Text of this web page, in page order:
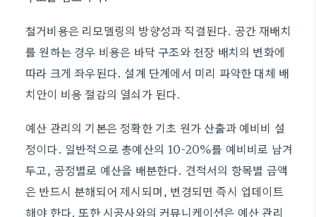
철거비용은 리모델링의 방향성과 직결된다. 공간 재배치
를 원하는 경우 비용은 바닥 구조와 천장 배치의 변화에
따라 크게 좌우된다. 설계 단계에서 미리 파악한 대체 배
치안이 비용 절감의 열쇠가 된다.
예산 관리의 기본은 정확한 기초 원가 산출과 예비비 설
정이다. 일반적으로 총예산의 10-20%를 예비비로 남겨
두고, 공정별로 예산을 배분한다. 견적서의 항목별 금액
은 반드시 분해되어 제시되며, 변경되면 즉시 업데이트
해야 한다. 또한 시공사와의 커뮤니케이션은 예산 관리